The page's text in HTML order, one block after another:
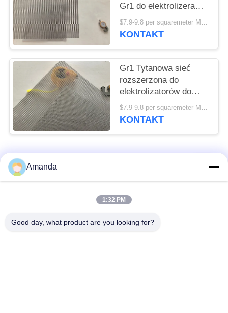
Gr1 do elektrolizera
wodnego 2*4mm
$7.9-9.8 per squaremeter MOQ:50szt
KONTAKT
Gr1 Tytanowa sieć
rozszerzona do
elektrolizatorów do
produkcji wodoru PEM $7.9-9.8 per squaremeter MOQ:50szt
KONTAKT
popularne kategorie
Metalowe opakowanie
Amanda
1:32 PM
Good day, what product are you looking for?